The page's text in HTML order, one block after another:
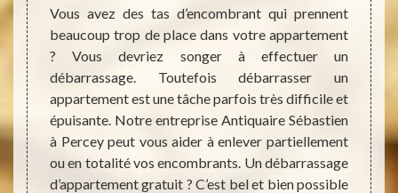
à
de
des
Vous avez des tas d’encombrant qui prennent
beaucoup trop de place dans votre appartement
? Vous devriez songer à effectuer un
débarrassage. Toutefois débarrasser un
appartement est une tâche parfois très difficile et
épuisante. Notre entreprise Antiquaire Sébastien
à Percey peut vous aider à enlever partiellement
ou en totalité vos encombrants. Un débarrassage
d’appartement gratuit ? C’est bel et bien possible
que